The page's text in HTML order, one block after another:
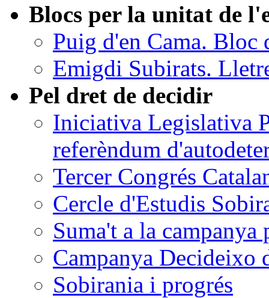
Blocs per la unitat de
Puig d'en Cama. Bloc
Emigdi Subirats.
Pel dret de decidir
Iniciativa Legislativa
referèndum
Tercer Congrés
Cercle d'Estudis
Suma't a la campanya
Campanya Decideixo
Sobirania i progrés